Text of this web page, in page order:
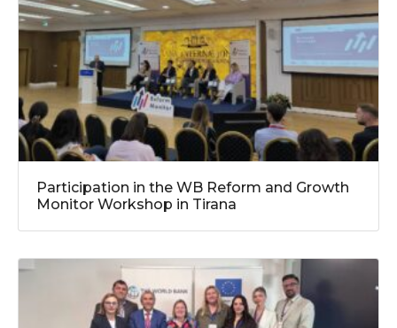
Participation in the WB Reform and Growth
Monitor Workshop in Tirana